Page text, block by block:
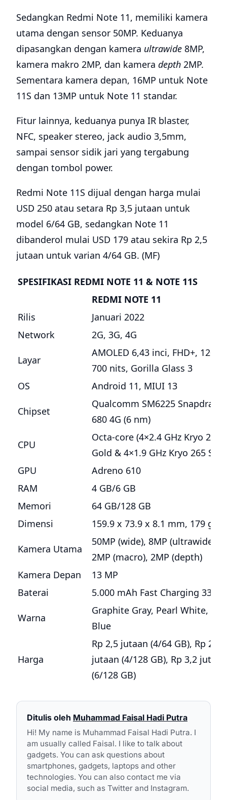
Sedangkan Redmi Note 11, memiliki kamera
utama dengan sensor 50MP. Keduanya
dipasangkan dengan kamera ultrawide 8MP,
kamera makro 2MP, dan kamera depth 2MP.
Sementara kamera depan, 16MP untuk Note
11S dan 13MP untuk Note 11 standar.
Fitur lainnya, keduanya punya IR blaster,
NFC, speaker stereo, jack audio 3,5mm,
sampai sensor sidik jari yang tergabung
dengan tombol power.
Redmi Note 11S dijual dengan harga mulai
USD 250 atau setara Rp 3,5 jutaan untuk
model 6/64 GB, sedangkan Note 11
dibanderol mulai USD 179 atau sekira Rp 2,5
jutaan untuk varian 4/64 GB. (MF)
SPESIFIKASI REDMI NOTE 11 & NOTE 11S
REDMI NOTE 11
Rilis
Januari 2022
Network
2G, 3G, 4G
Layar
AMOLED 6,43 inci, FHD+,
700 nits, Gorilla Glass 3
OS
Android 11, MIUI 13
Chipset
Qualcomm SM6225
680 4G (6 nm)
CPU
Octa-core (4×2.4 GHz Kryo 265
Gold & 4×1.9 GHz Kryo 265
GPU
Adreno 610
RAM
4 GB/6 GB
Memori
64 GB/128 GB
Dimensi
159.9 x 73.9 x 8.1 mm, 179 g
Kamera Utama
50MP (wide), 8MP (ultrawide),
2MP (macro), 2MP (depth)
Kamera Depan
13 MP
Baterai
5.000 mAh Fast Charging 33W
Warna
Graphite Gray, Pearl White,
Blue
Harga
Rp 2,5 jutaan (4/64 GB), Rp 2,8
jutaan (4/128 GB), Rp 3,2 jutaan
(6/128 GB)
Ditulis oleh Muhammad Faisal Hadi Putra
Hi! My name is Muhammad Faisal Hadi Putra. I
am usually called Faisal. I like to talk about
gadgets. You can ask questions about
smartphones, gadgets, laptops and other
technologies. You can also contact me via
social media, such as Twitter and Instagram.